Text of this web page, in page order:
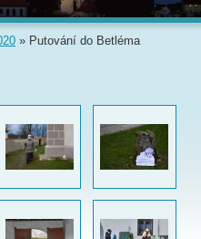
» Putování do Betléma